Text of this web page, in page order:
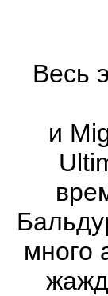
Весь
и
много